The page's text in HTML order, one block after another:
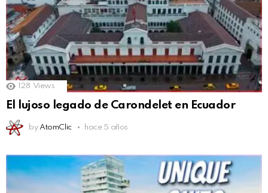
128 Views
El lujoso legado de Carondelet en Ecuador
by AtomClic hace 5 años